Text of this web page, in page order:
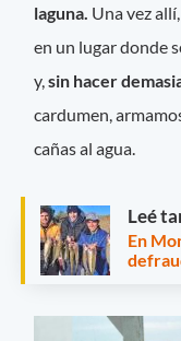
laguna. Una vez
en un lugar donde
y,sin hacer
cardumen,
cañas al agua.
Leé
En